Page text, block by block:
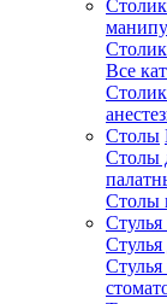
Все
Столы
Столы
Столы
Стулья
Стулья